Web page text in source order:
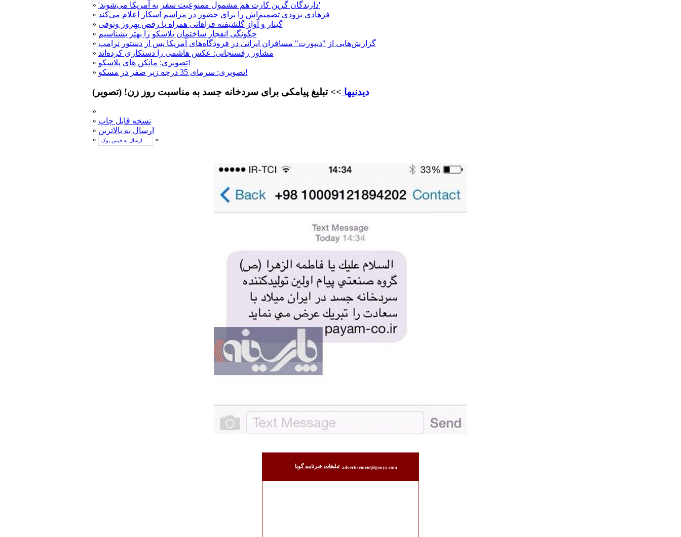
»
'دارندگان گرین کارت هم مشمول ممنوعیت سفر به آمریکا می‌شوند'
» فرهادی بزودی تصمیم‌اش را برای حضور در مراسم اسکار اعلام می‌کند
» گیتار و آواز گلشیفته فراهانی همراه با رقص بهروز وثوقی
» چگونگی انفجار ساختمان پلاسکو را بهتر بشناسیم
» گزارش‌هایی از "دیپورت" مسافران ایرانی در فرودگاه‌های آمریکا پس از دستور ترامپ
» مشاور رفسنجانی: عکس هاشمی را دستکاری کرده‌اند
»
تصویری: مانکن های پلاسکو!
»
تصویری: سرمای 35 درجه زیر صفر در مسکو!
دیدنیها >> تبلیغ پیامکی برای سردخانه جسد به مناسبت روز زن! (تصویر)
»
» نسخه قابل چاپ
» ارسال به بالاترین
»
ارسال به فیس بوک »
تبليغات خبرنامه گويا advertisement@gooya.com